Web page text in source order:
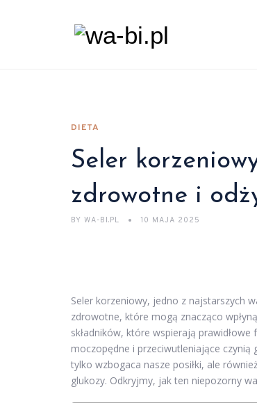
DIETA
Seler
zdrowotne i
BY WA-BI.PL 10 MAJA 2025
Seler korzeniowy, jedno z najstarszych
zdrowotne, które mogą znacząco
składników, które wspierają
moczopędne i przeciwutleniające
tylko wzbogaca nasze posiłki, ale
glukozy. Odkryjmy, jak ten niepozorny